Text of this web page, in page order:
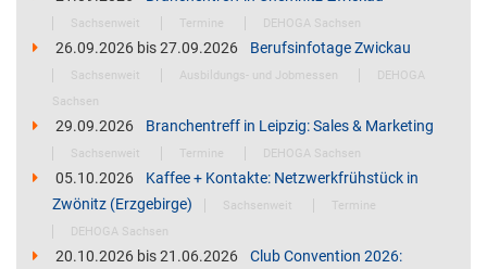
Sachsenweit Termine DEHOGA Sachsen
26.09.2026 bis27.09.2026 Berufsinfotage Zwickau
Sachsenweit Ausbildungs- und Jobmessen
DEHOGA
Sachsen
29.09.2026 Branchentreff in Leipzig: Sales & Marketing
Sachsenweit Termine DEHOGA Sachsen
05.10.2026
Kaffee + Kontakte: Netzwerkfrühstück in
Zwönitz (Erzgebirge)
Sachsenweit
Termine
DEHOGA Sachsen
20.10.2026 bis21.06.2026
Club Convention 2026: